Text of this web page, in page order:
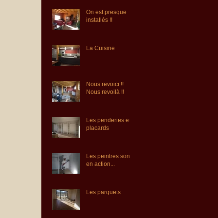
On est presque
installés !!
La Cuisine
Nous revoici !!
Nous revoilà !!
Les penderies et
placards
Les peintres sont
en action...
Les parquets